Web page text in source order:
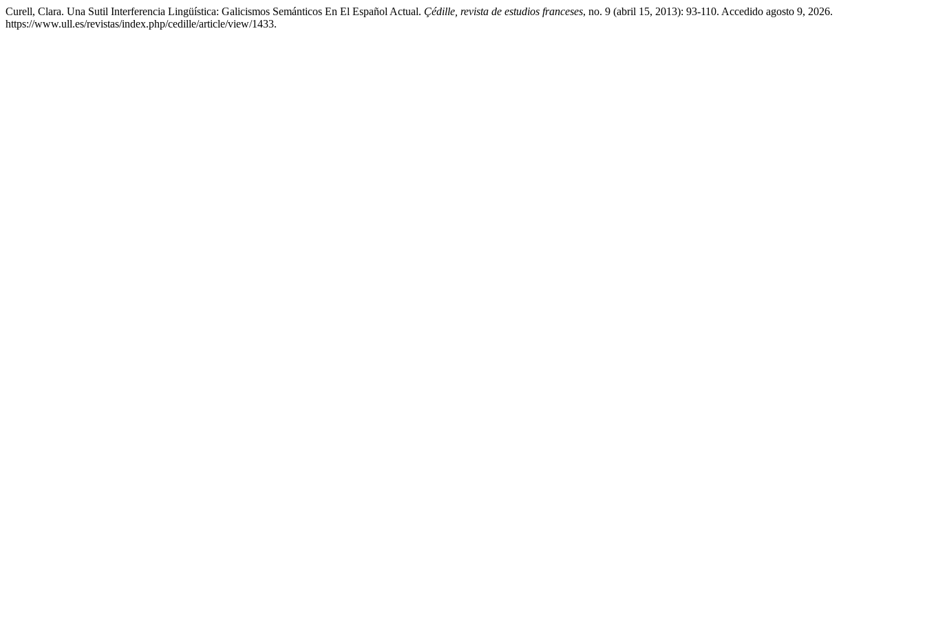
Curell, Clara. Una Sutil Interferencia Lingüística: Galicismos Semánticos En El Español Actual. Çédille, revista de estudios franceses, no. 9 (abril 15, 2013): 93-110. Accedido agosto 9, 2026.
https://www.ull.es/revistas/index.php/cedille/article/view/1433.